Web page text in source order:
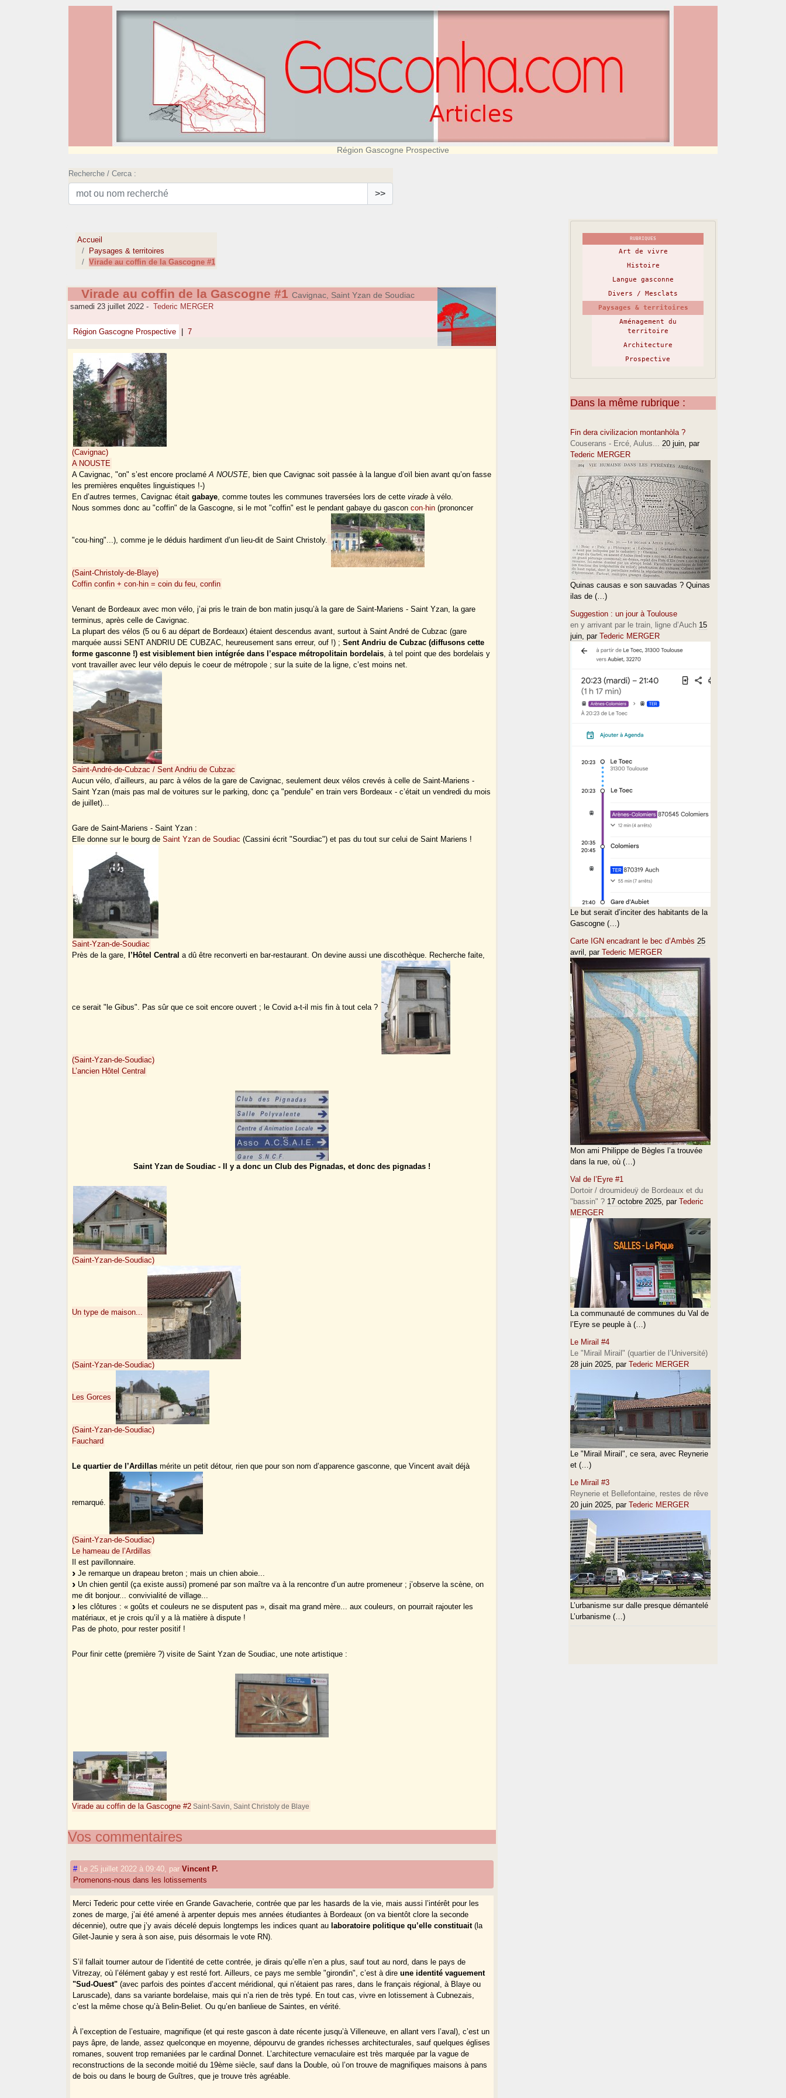
Région Gascogne Prospective
Recherche / Cerca :
>>
Accueil
Paysages & territoires
Virade au coffin de la Gascogne #1
Virade au coffin de la Gascogne #1 Cavignac, Saint Yzan de Soudiac
samedi 23 juillet 2022 - Tederic MERGER
Région Gascogne Prospective 7
(Cavignac)
A NOUSTE
A Cavignac, "on" s’est encore proclaméA NOUSTE, bien que Cavignac soit passée à la langue d’oïl bien avant qu’on fasse
les premières enquêtes linguistiques !-)
En d’autres termes, Cavignac étaitgabaye, comme toutes les communes traversées lors de cettevirade à vélo.
Nous sommes donc au "coffin" de la Gascogne, si le mot "coffin" est le pendant gabaye du gasconcon·hin (prononcer
"cou·hing"...), comme je le déduis hardiment d’un lieu-dit de Saint Christoly.
(Saint-Christoly-de-Blaye)
Coffin confin + con·hin = coin du feu, confin
Venant de Bordeaux avec mon vélo, j’ai pris le train de bon matin jusqu’à la gare de Saint-Mariens - Saint Yzan, la gare
terminus, après celle de Cavignac.
La plupart des vélos (5 ou 6 au départ de Bordeaux) étaient descendus avant, surtout à Saint André de Cubzac (gare
marquée aussi SENT ANDRIU DE CUBZAC, heureusement sans erreur, ouf !) ;Sent Andriu de Cubzac (diffusons cette
forme gasconne !) est visiblement bien intégrée dans l’espace métropolitain bordelais, à tel point que des bordelais y
vont travailler avec leur vélo depuis le coeur de métropole ; sur la suite de la ligne, c’est moins net.
Saint-André-de-Cubzac / Sent Andriu de Cubzac
Aucun vélo, d’ailleurs, au parc à vélos de la gare de Cavignac, seulement deux vélos crevés à celle de Saint-Mariens -
Saint Yzan (mais pas mal de voitures sur le parking, donc ça "pendule" en train vers Bordeaux - c’était un vendredi du mois
de juillet)...
Gare de Saint-Mariens - Saint Yzan :
Elle donne sur le bourg deSaint Yzan de Soudiac (Cassini écrit "Sourdiac") et pas du tout sur celui de Saint Mariens !
Saint-Yzan-de-Soudiac
Près de la gare, l’Hôtel Central a dû être reconverti en bar-restaurant. On devine aussi une discothèque. Recherche faite,
ce serait "le Gibus". Pas sûr que ce soit encore ouvert ; le Covid a-t-il mis fin à tout cela ?
(Saint-Yzan-de-Soudiac)
L’ancien Hôtel Central
Saint Yzan de Soudiac - Il y a donc un Club des Pignadas, et donc des pignadas !
(Saint-Yzan-de-Soudiac)
Un type de maison...
(Saint-Yzan-de-Soudiac)
Les Gorces
(Saint-Yzan-de-Soudiac)
Fauchard
Le quartier de l’Ardillas mérite un petit détour, rien que pour son nom d’apparence gasconne, que Vincent avait déjà
remarqué.
(Saint-Yzan-de-Soudiac)
Le hameau de l’Ardillas
Il est pavillonnaire.
Je remarque un drapeau breton ; mais un chien aboie...
Un chien gentil (ça existe aussi) promené par son maître va à la rencontre d’un autre promeneur ; j’observe la scène, on
me dit bonjour... convivialité de village...
les clôtures : « goûts et couleurs ne se disputent pas », disait ma grand mère... aux couleurs, on pourrait rajouter les
matériaux, et je crois qu’il y a là matière à dispute !
Pas de photo, pour rester positif !
Pour finir cette (première ?) visite de Saint Yzan de Soudiac, une note artistique :
Virade au coffin de la Gascogne #2 Saint-Savin, Saint Christoly de Blaye
Vos commentaires
# Le 25 juillet 2022 à 09:40 parVincent P.
Promenons-nous dans les lotissements
Merci Tederic pour cette virée en Grande Gavacherie, contrée que par les hasards de la vie, mais aussi l’intérêt pour les
zones de marge, j’ai été amené à arpenter depuis mes années étudiantes à Bordeaux (on va bientôt clore la seconde
décennie), outre que j’y avais décelé depuis longtemps les indices quant aulaboratoire politique qu’elle constituait(la
Gilet-Jaunie y sera à son aise, puis désormais le vote RN).
S’il fallait tourner autour de l’identité de cette contrée, je dirais qu’elle n’en a plus, sauf tout au nord, dans le pays de
Vitrezay, où l’élément gabay y est resté fort. Ailleurs, ce pays me semble "girondin", c’est à direune identité vaguement
"Sud-Ouest" (avec parfois des pointes d’accent méridional, qui n’étaient pas rares, dans le français régional, à Blaye ou
Laruscade), dans sa variante bordelaise, mais qui n’a rien de très typé. En tout cas, vivre en lotissement à Cubnezais,
c’est la même chose qu’à Belin-Beliet. Ou qu’en banlieue de Saintes, en vérité.
À l’exception de l’estuaire, magnifique (et qui reste gascon à date récente jusqu’à Villeneuve, en allant vers l’aval), c’est un
pays âpre, de lande, assez quelconque en moyenne, dépourvu de grandes richesses architecturales, sauf quelques églises
romanes, souvent trop remaniées par le cardinal Donnet. L’architecture vernaculaire est très marquée par la vague de
reconstructions de la seconde moitié du 19ème siècle, sauf dans la Double, où l’on trouve de magnifiques maisons à pans
de bois ou dans le bourg de Guîtres, que je trouve très agréable.
RUBRIQUES
Art de vivre
Histoire
Langue gasconne
Divers / Mesclats
Paysages & territoires
Aménagement du
territoire
Architecture
Prospective
Dans la même rubrique :
Fin dera civilizacion montanhòla ?
Couserans - Ercé, Aulus... 20 juin, par
Tederic MERGER
Quinas causas e son sauvadas ? Quinas
ilas de (…)
Suggestion : un jour à Toulouse
en y arrivant par le train, ligne d’Auch 15
juin, par Tederic MERGER
Le but serait d’inciter des habitants de la
Gascogne (…)
Carte IGN encadrant le bec d’Ambès 25
avril , par Tederic MERGER
Mon ami Philippe de Bègles l’a trouvée
dans la rue, où (…)
Val de l’Eyre #1
Dortoir / droumideuÿ de Bordeaux et du
"bassin" ? 17 octobre 2025, par Tederic
MERGER
La communauté de communes du Val de
l’Eyre se peuple à (…)
Le Mirail #4
Le "Mirail Mirail" (quartier de l’Université)
28 juin 2025, par Tederic MERGER
Le "Mirail Mirail", ce sera, avec Reynerie
et (…)
Le Mirail #3
Reynerie et Bellefontaine, restes de rêve
20 juin 2025, par Tederic MERGER
L’urbanisme sur dalle presque démantelé
L’urbanisme (…)